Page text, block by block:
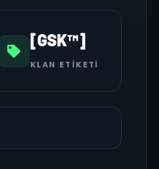
[GSK™]
KLAN ETIKETI